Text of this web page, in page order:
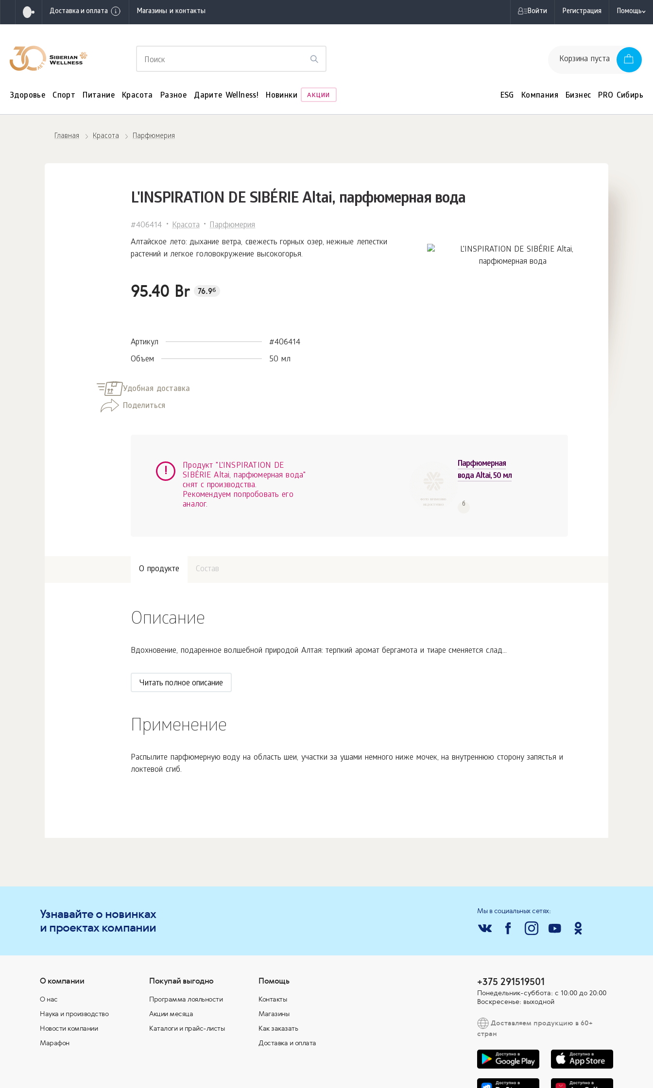
Доставка и оплата Магазины и контакты Войти Регистрация Помощь
Корзина пуста
Здоровье Спорт Питание Красота Разное Дарите Wellness! Новинки АКЦИИ ESG Компания Бизнес PRO Сибирь
Главная Красота Парфюмерия
L'INSPIRATION DE SIBÉRIE Altai, парфюмерная вода
#406414 Красота
Парфюмерия
Алтайское лето: дыхание ветра, свежесть горных озер, нежные лепестки
растений и легкое головокружение высокогорья.
95.40 Br 76.9б
Артикул
#406414
Объем
50 мл
Удобная доставка
Поделиться
Продукт "L'INSPIRATION DE
SIBÉRIE Altai, парфюмерная вода"
снят с производства.
Рекомендуем попробовать его
аналог.
ФОТО ВРЕМЕННО
НЕДОСТУПНО
Парфюмерная
вода Altai, 50 мл
б
О продукте Состав
Описание
Вдохновение, подаренное волшебной природой Алтая: терпкий аромат бергамота и тиаре сменяется слад...
Читать полное описание
Применение
Распылите парфюмерную воду на область шеи, участки за ушами немного ниже мочек, на внутреннюю сторону запястья и
локтевой сгиб.
Узнавайте о новинках
и проектах компании
Мы в социальных сетях:
О компании
О нас
Наука и производство
Новости компании
Марафон
Покупай выгодно
Программа лояльности
Акции месяца
Каталоги и прайс-листы
Помощь
Контакты
Магазины
Как заказать
Доставка и оплата
+375 291519501
Понедельник-суббота: с 10:00 до 20:00
Воскресенье: выходной
Доставляем продукцию в 60+
стран